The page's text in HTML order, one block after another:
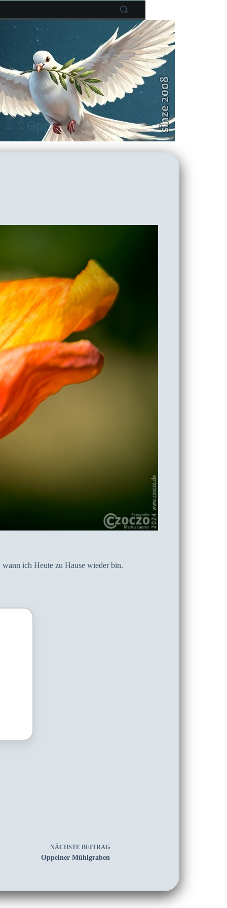
ich Heute zu Hause wieder bin.
NÄCHSTEBEITRAG
Oppelner Mühlgraben